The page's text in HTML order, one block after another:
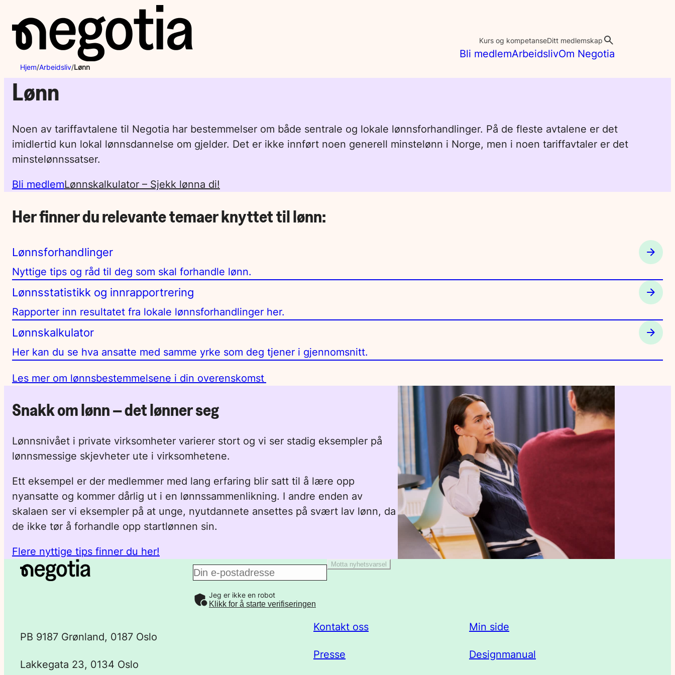
innhold
Bli medlemArbeidslivOm Negotia
Kurs og kompetanseDitt medlemskap
Hjem/Arbeidsliv/Lønn
Lønn
Noen av tariffavtalene til Negotia har bestemmelser om både sentrale og lokale lønnsforhandlinger. På de fleste avtalene er det
imidlertid kun lokal lønnsdannelse om gjelder. Det er ikke innført noen generell minstelønn i Norge, men i noen tariffavtaler er det
minstelønnssatser.
Bli medlemLønnskalkulator – Sjekk lønna di!
Her finner du relevante temaer knyttet til lønn:
Lønnsforhandlinger
Nyttige tips og råd til deg som skal forhandle lønn.
Lønnsstatistikk og innrapportrering
Rapporter inn resultatet fra lokale lønnsforhandlinger her.
Lønnskalkulator
Her kan du se hva ansatte med samme yrke som deg tjener i gjennomsnitt.
Les mer om lønnsbestemmelsene i din overenskomst
Snakk om lønn – det lønner seg
Lønnsnivået i private virksomheter varierer stort og vi ser stadig eksempler på
lønnsmessige skjevheter ute i virksomhetene.
Ett eksempel er der medlemmer med lang erfaring blir satt til å lære opp
nyansatte og kommer dårlig ut i en lønnssammenlikning. I andre enden av
skalaen ser vi eksempler på at unge, nyutdannete ansettes på svært lav lønn, da
de ikke tør å forhandle opp startlønnen sin.
Flere nyttige tips finner du her!
E
-
Motta nyhetsvarsel
Jeg er ikke en robot
Klikk for å starte verifiseringen
PB 9187 Grønland, 0187 Oslo
Lakkegata 23, 0134 Oslo
Kontakt oss
Presse
Min side
Designmanual